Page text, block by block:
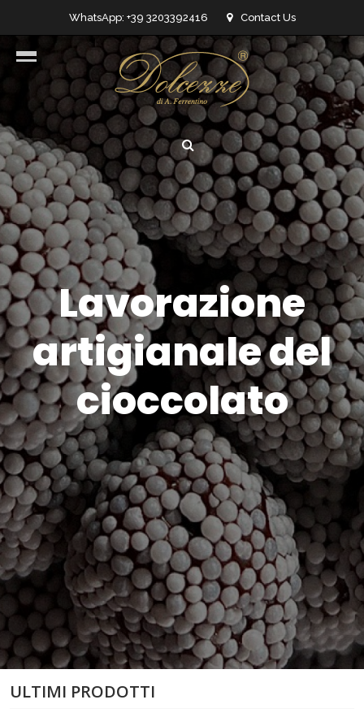
WhatsApp: +39 3203392416 Contact Us
info@dolcezzedicioccolato.it
Lavorazione
artigianale del
cioccolato
ULTIMI PRODOTTI